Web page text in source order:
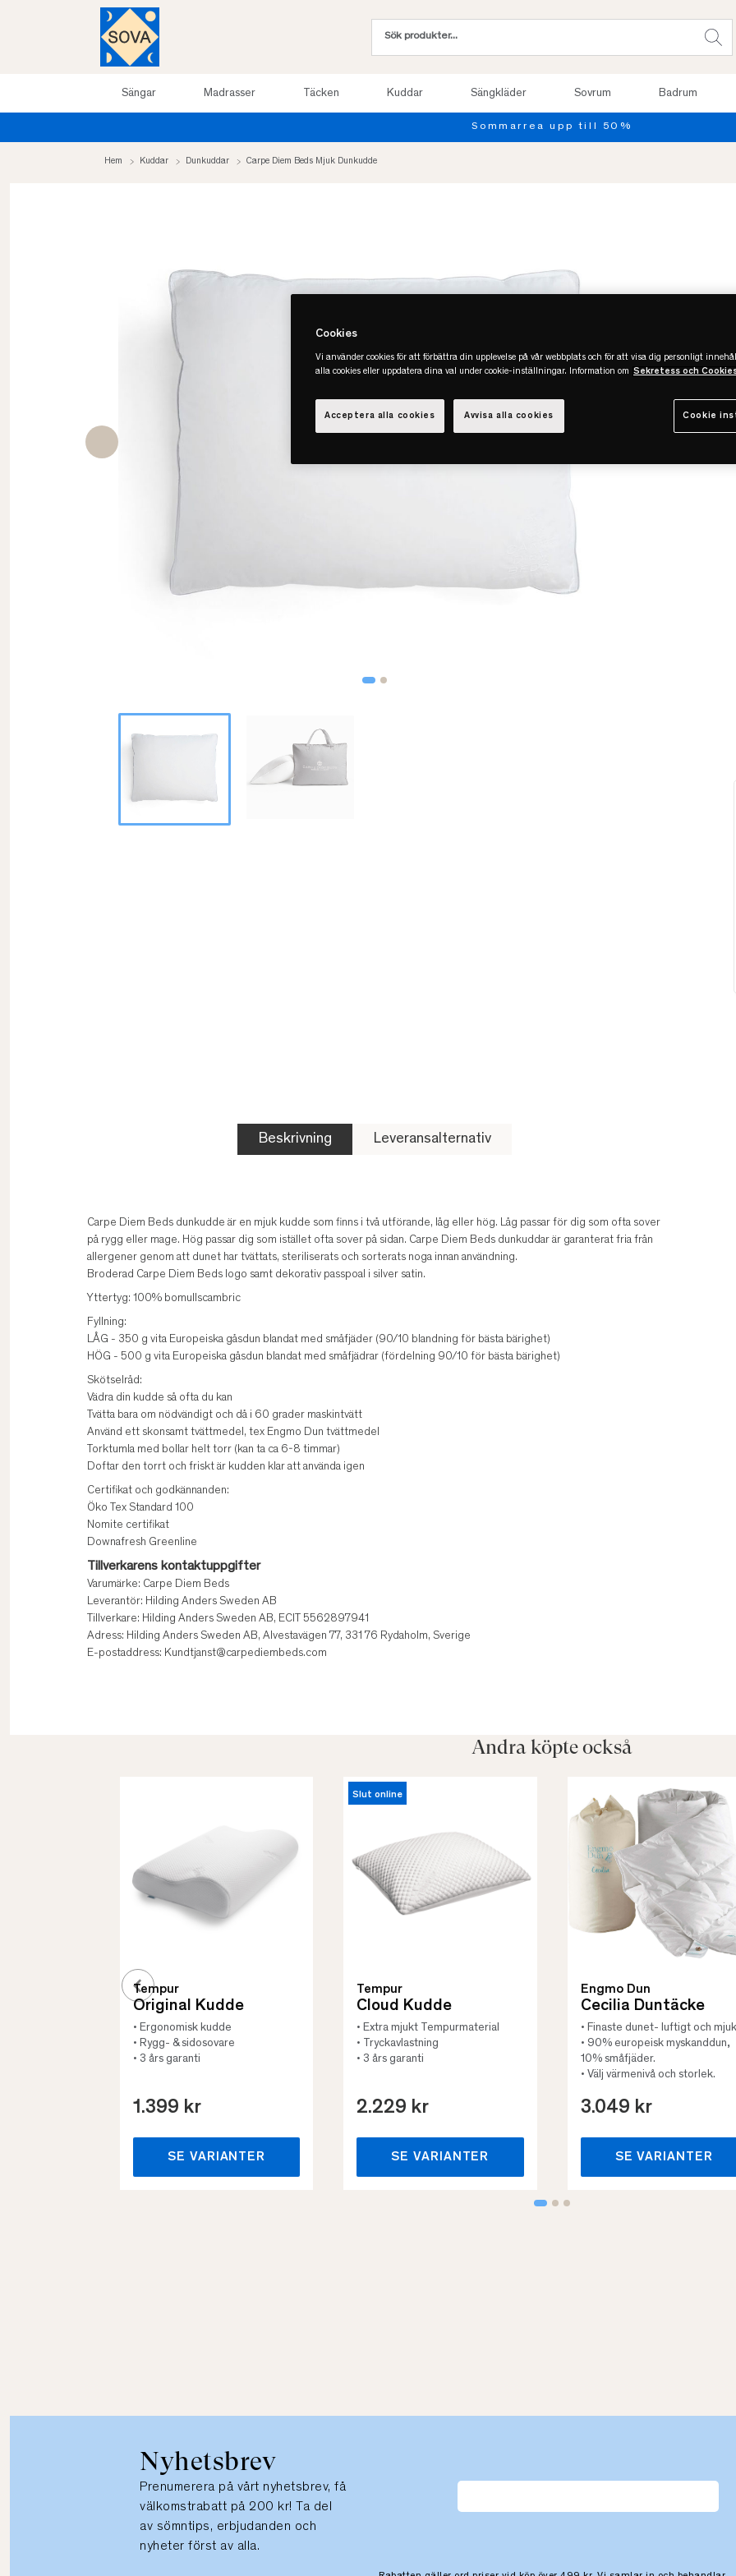
Sängar Madrasser Täcken Kuddar Sängkläder Sovrum Badrum
Hem Kuddar Dunkuddar Carpe Diem Beds Mjuk Dunkudde
Beskrivning Leveransalternativ
Carpe Diem Beds dunkudde är en mjuk kudde som finns i två utförande, låg eller hög. Låg passar för dig som ofta sover
på rygg eller mage. Hög passar dig som istället ofta sover på sidan. Carpe Diem Beds dunkuddar är garanterat fria från
allergener genom att dunet har tvättats, steriliserats och sorterats noga innan användning.
Broderad Carpe Diem Beds logo samt dekorativ passpoal i silver satin.
Yttertyg: 100% bomullscambric
Fyllning:
LÅG - 350 g vita Europeiska gåsdun blandat med småfjäder (90/10 blandning för bästa bärighet)
HÖG - 500 g vita Europeiska gåsdun blandat med småfjädrar (fördelning 90/10 för bästa bärighet)
Skötselråd:
Vädra din kudde så ofta du kan
Tvätta bara om nödvändigt och då i 60 grader maskintvätt
Använd ett skonsamt tvättmedel, tex Engmo Dun tvättmedel
Torktumla med bollar helt torr (kan ta ca 6-8 timmar)
Doftar den torrt och friskt är kudden klar att använda igen
Certifikat och godkännanden:
Öko Tex Standard 100
Nomite certifikat
Downafresh Greenline
Tillverkarens kontaktuppgifter
Varumärke: Carpe Diem Beds
Leverantör: Hilding Anders Sweden AB
Tillverkare: Hilding Anders Sweden AB, ECIT 5562897941
Adress: Hilding Anders Sweden AB, Alvestavägen 77, 331 76 Rydaholm, Sverige
E-postaddress: Kundtjanst@carpediembeds.com
Andra köpte också
Tempur
Original Kudde
• Ergonomisk kudde
• Rygg- & sidosovare
• 3 års garanti
1.399 kr
SE VARIANTER
Slut online
Tempur
Cloud Kudde
• Extra mjukt Tempurmaterial
• Tryckavlastning
• 3 års garanti
2.229 kr
SE VARIANTER
Engmo Dun
Cecilia Duntäcke
• Finaste dunet- luftigt och
• 90% europeisk myskanddun,
10% småfjäder.
• Välj värmenivå och storlek.
3.049 kr
SE VARIANTER
Nyhetsbrev
Prenumerera på vårt nyhetsbrev, få
välkomstrabatt på 200 kr! Ta del
av sömntips, erbjudanden och
nyheter först av alla.
Cookies
Vi använder cookies för att förbättra din upplevelse på vår webbplats och för att visa dig personligt
alla cookies eller uppdatera dina val under cookie-inställningar. Information om Sekretess och
Cookie
Avvisa alla cookies
Acceptera alla cookies